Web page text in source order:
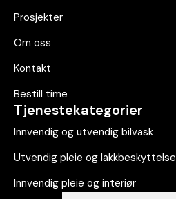
Prosjekter
Om oss
Kontakt
Bestill time
Tjenestekategorier
Innvendig og utvendig bilvask
Utvendig pleie og lakkbeskyttelse
Innvendig pleie og interiør